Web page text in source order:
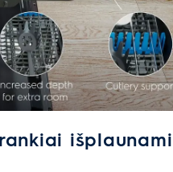
išplaunami